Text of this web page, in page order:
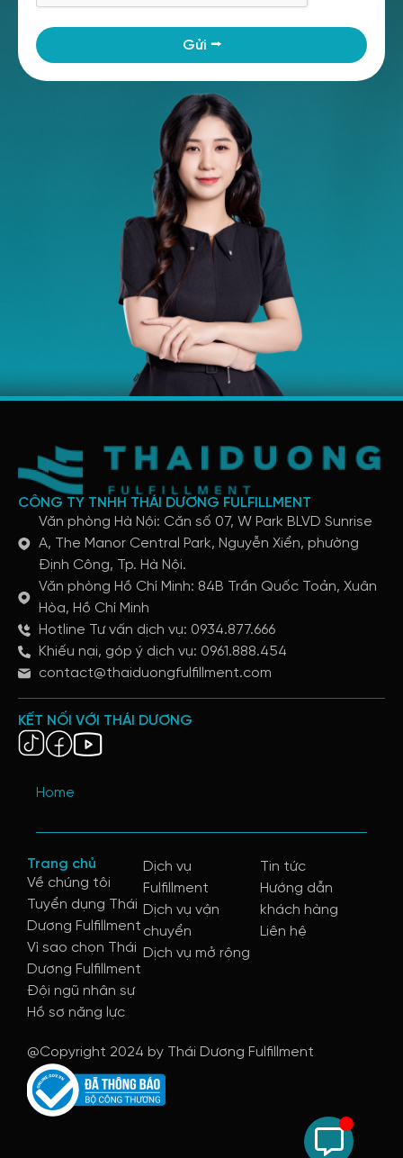
Gửi ⭢
CÔNG TY TNHH THÁI DƯƠNG FULFILLMENT
Văn phòng Hà Nội: Căn số 07, W Park BLVD Sunrise
A, The Manor Central Park, Nguyễn Xiển, phường
Định Công, Tp. Hà Nội.
Văn phòng Hồ Chí Minh: 84B Trần Quốc Toản, Xuân
Hòa, Hồ Chí Minh
Hotline Tư vấn dịch vụ: 0934.877.666
Khiếu nại, góp ý dịch vụ: 0961.888.454
contact@thaiduongfulfillment.com
KẾT NỐI VỚI THÁI DƯƠNG
Home
Trang chủ
Về chúng tôi
Tuyển dụng Thái
Dương Fulfillment
Vì sao chọn Thái
Dương Fulfillment
Đội ngũ nhân sự
Hồ sơ năng lực
Dịch vụ
Fulfillment
Dịch vụ vận
chuyển
Dịch vụ mở rộng
Tin tức
Hướng dẫn
khách hàng
Liên hệ
@Copyright 2024 by Thái Dương Fulfillment